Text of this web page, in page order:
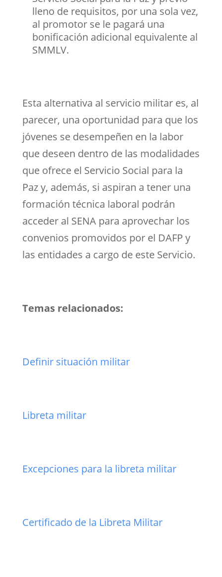
lleno de requisitos, por una sola vez,
al promotor se le pagará una
bonificación adicional equivalente al
SMMLV.
Esta alternativa al servicio militar es, al
parecer, una oportunidad para que los
jóvenes se desempeñen en la labor
que deseen dentro de las modalidades
que ofrece el Servicio Social para la
Paz y, además, si aspiran a tener una
formación técnica laboral podrán
acceder al SENA para aprovechar los
convenios promovidos por el DAFP y
las entidades a cargo de este Servicio.
Temas relacionados:
Definir situación militar
Libreta militar
Excepciones para la libreta militar
Certificado de la Libreta Militar